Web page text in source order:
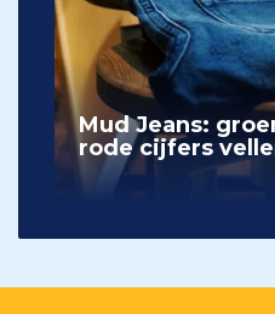
Mud Jeans:
rode cijfers